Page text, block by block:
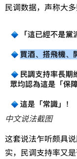
民调数据，声称大
中文说法截图
这套说法乍听颇具
实，民调支持率又是